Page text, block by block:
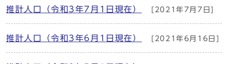
推計人口（令和3年7月1日現在） [2021年7月7日]
推計人口（令和3年6月1日現在） [2021年6月16日]